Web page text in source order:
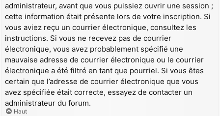
administrateur, avant que vous puissiez ouvrir une session ;
cette information était présente lors de votre inscription. Si
vous aviez reçu un courrier électronique, consultez les
instructions. Si vous ne recevez pas de courrier
électronique, vous avez probablement spécifié une
mauvaise adresse de courrier électronique ou le courrier
électronique a été filtré en tant que pourriel. Si vous êtes
certain que l’adresse de courrier électronique que vous
avez spécifiée était correcte, essayez de contacter un
administrateur du forum.
Haut